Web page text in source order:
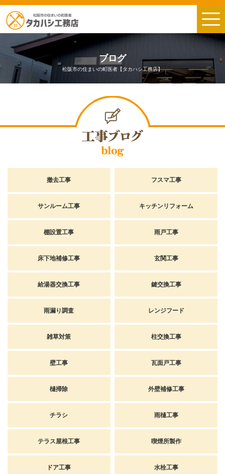
ブログ
松阪市の住まいの町医者【タカハシ工務店】
撤去工事 フスマ工事
サンルーム工事 キッチンリフォーム
棚設置工事 雨戸工事
床下地補修工事 玄関工事
給湯器交換工事 鍵交換工事
雨漏り調査 レンジフード
雑草対策 柱交換工事
壁工事 瓦面戸工事
樋掃除 外壁補修工事
チラシ 雨樋工事
テラス屋根工事 喫煙所製作
ドア工事 水栓工事